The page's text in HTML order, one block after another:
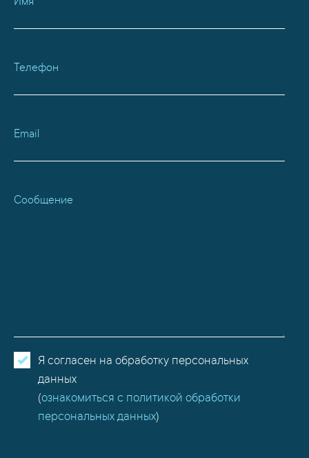
Телефон
Email
Сообщение
Я согласен на обработку персональных
данных
(ознакомиться с политикой обработки
персональных данных)